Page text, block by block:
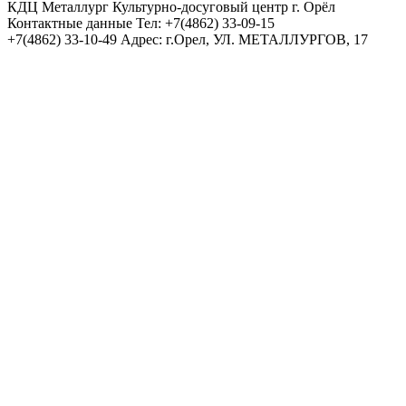
КДЦ Металлург Культурно-досуговый центр г. Орёл
Контактные данные Тел: +7(4862) 33-09-15
+7(4862) 33-10-49 Адрес: г.Орел, УЛ. МЕТАЛЛУРГОВ, 17